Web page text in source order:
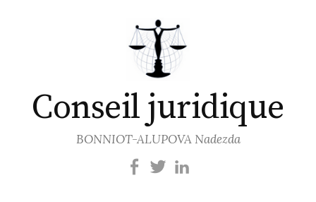
Conseil juridique
BONNIOT-ALUPOVA Nadezda